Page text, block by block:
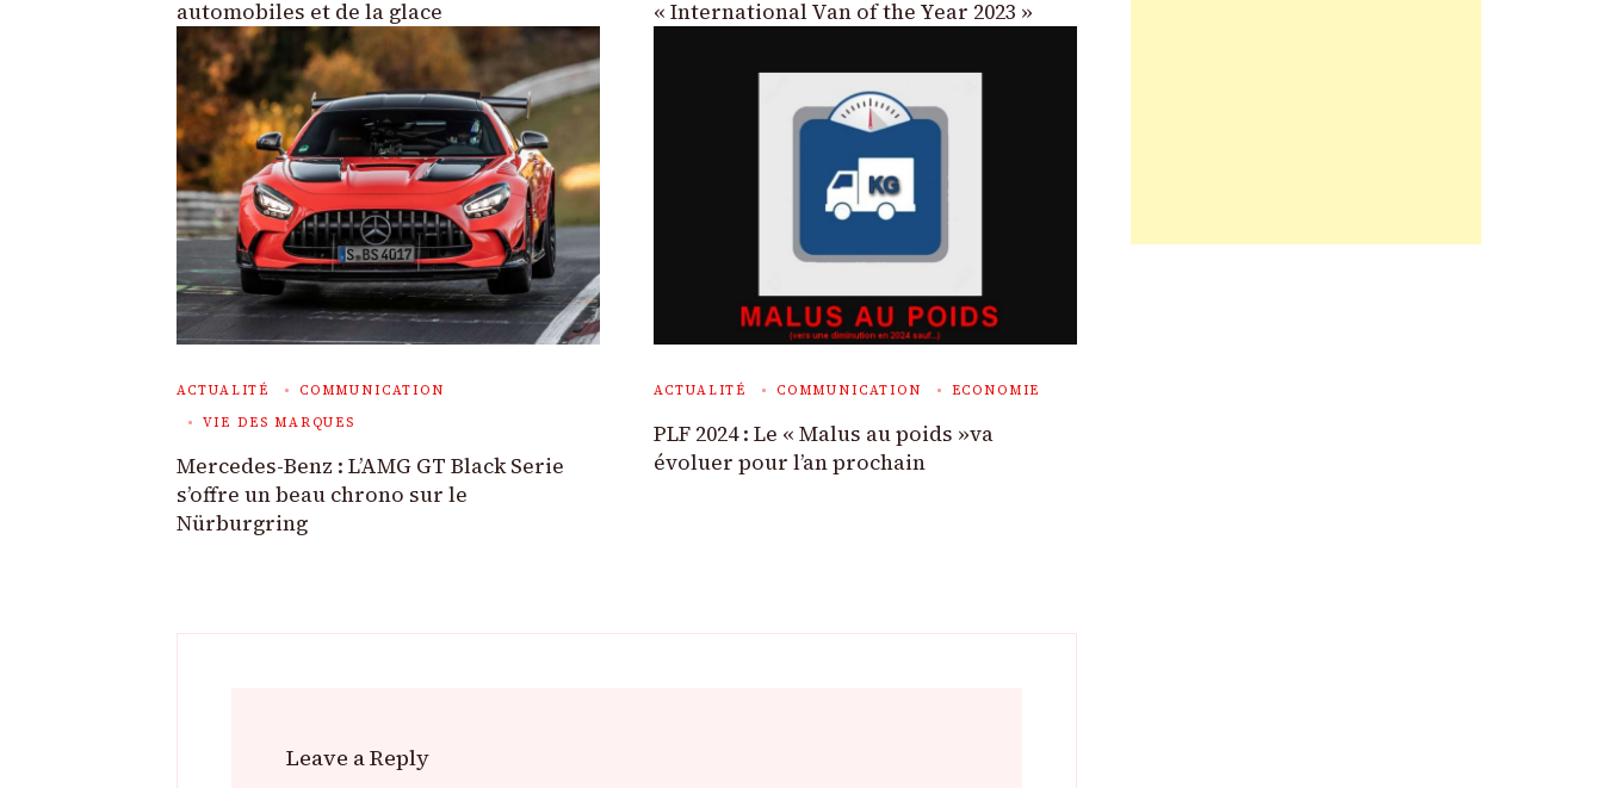
automobiles et de la glace
« International Van of the Year 2023 »
ACTUALITÉ
COMMUNICATION
VIE DES MARQUES
Mercedes-Benz : L’AMG GT Black Serie
s’offre un beau chrono sur le
Nürburgring
ACTUALITÉ COMMUNICATION ECONOMIE
PLF 2024 : Le « Malus au poids »va
évoluer pour l’an prochain
Leave a Reply